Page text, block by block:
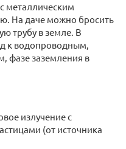
металлическим
На даче можно бросить
трубу в земле. В
к водопроводным,
фазе заземления в
излучение с
(от источника